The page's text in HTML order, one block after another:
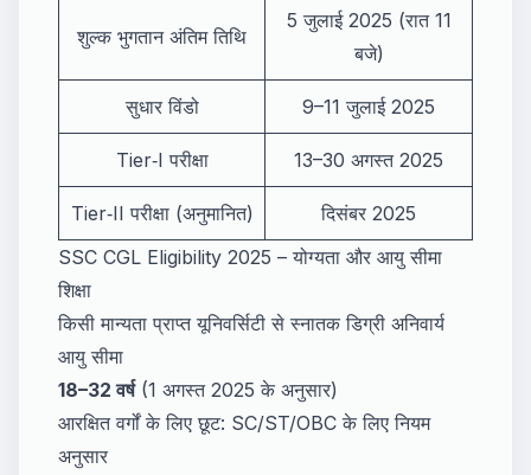
शुल्क भुगतान अंतिम तिथि
5 जुलाई 2025 (रात 11
बजे)
सुधार विंडो 9–11 जुलाई 2025
Tier‑I परीक्षा 13–30 अगस्त 2025
Tier‑II परीक्षा (अनुमानित)
दिसंबर 2025
SSC CGL Eligibility 2025 – योग्यता और आयु सीमा
शिक्षा
किसी मान्यता प्राप्त यूनिवर्सिटी से स्नातक डिग्री अनिवार्य
आयु सीमा
18–32 वर्ष(1 अगस्त 2025 के अनुसार)
आरक्षित वर्गों के लिए छूट: SC/ST/OBC के लिए नियम
अनुसार